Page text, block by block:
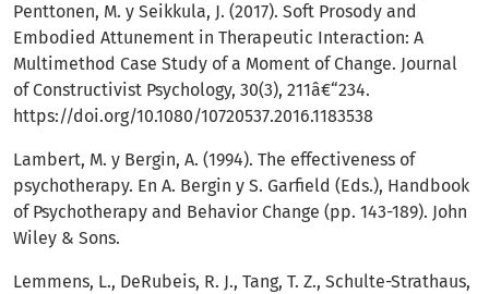
Penttonen, M. y Seikkula, J. (2017). Soft Prosody and
Embodied Attunement in Therapeutic Interaction: A
Multimethod Case Study of a Moment of Change. Journal
of Constructivist Psychology, 30(3), 211â€“234.
https://doi.org/10.1080/10720537.2016.1183538
Lambert, M. y Bergin, A. (1994). The effectiveness of
psychotherapy. En A. Bergin y S. Garfield (Eds.), Handbook
of Psychotherapy and Behavior Change (pp. 143-189). John
Wiley & Sons.
Lemmens, L., DeRubeis, R. J., Tang, T. Z., Schulte-Strathaus,